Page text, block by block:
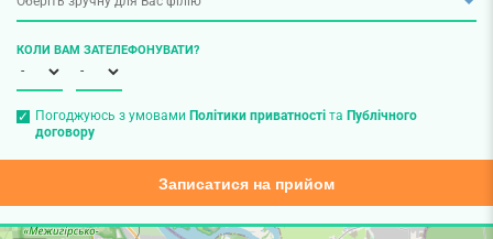
КОЛИ ВАМ ЗАТЕЛЕФОНУВАТИ?
Погоджуюсь з умовами Політики приватностіта Публічного
договору
Записатися на прийом